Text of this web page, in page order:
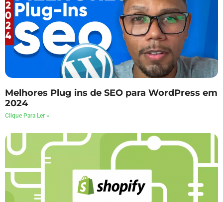
Melhores Plug ins de SEO para WordPress em
2024
Clique Para Ler »